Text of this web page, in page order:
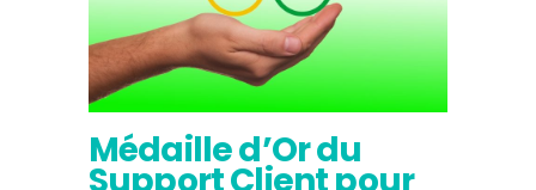
Médaille d’Or du